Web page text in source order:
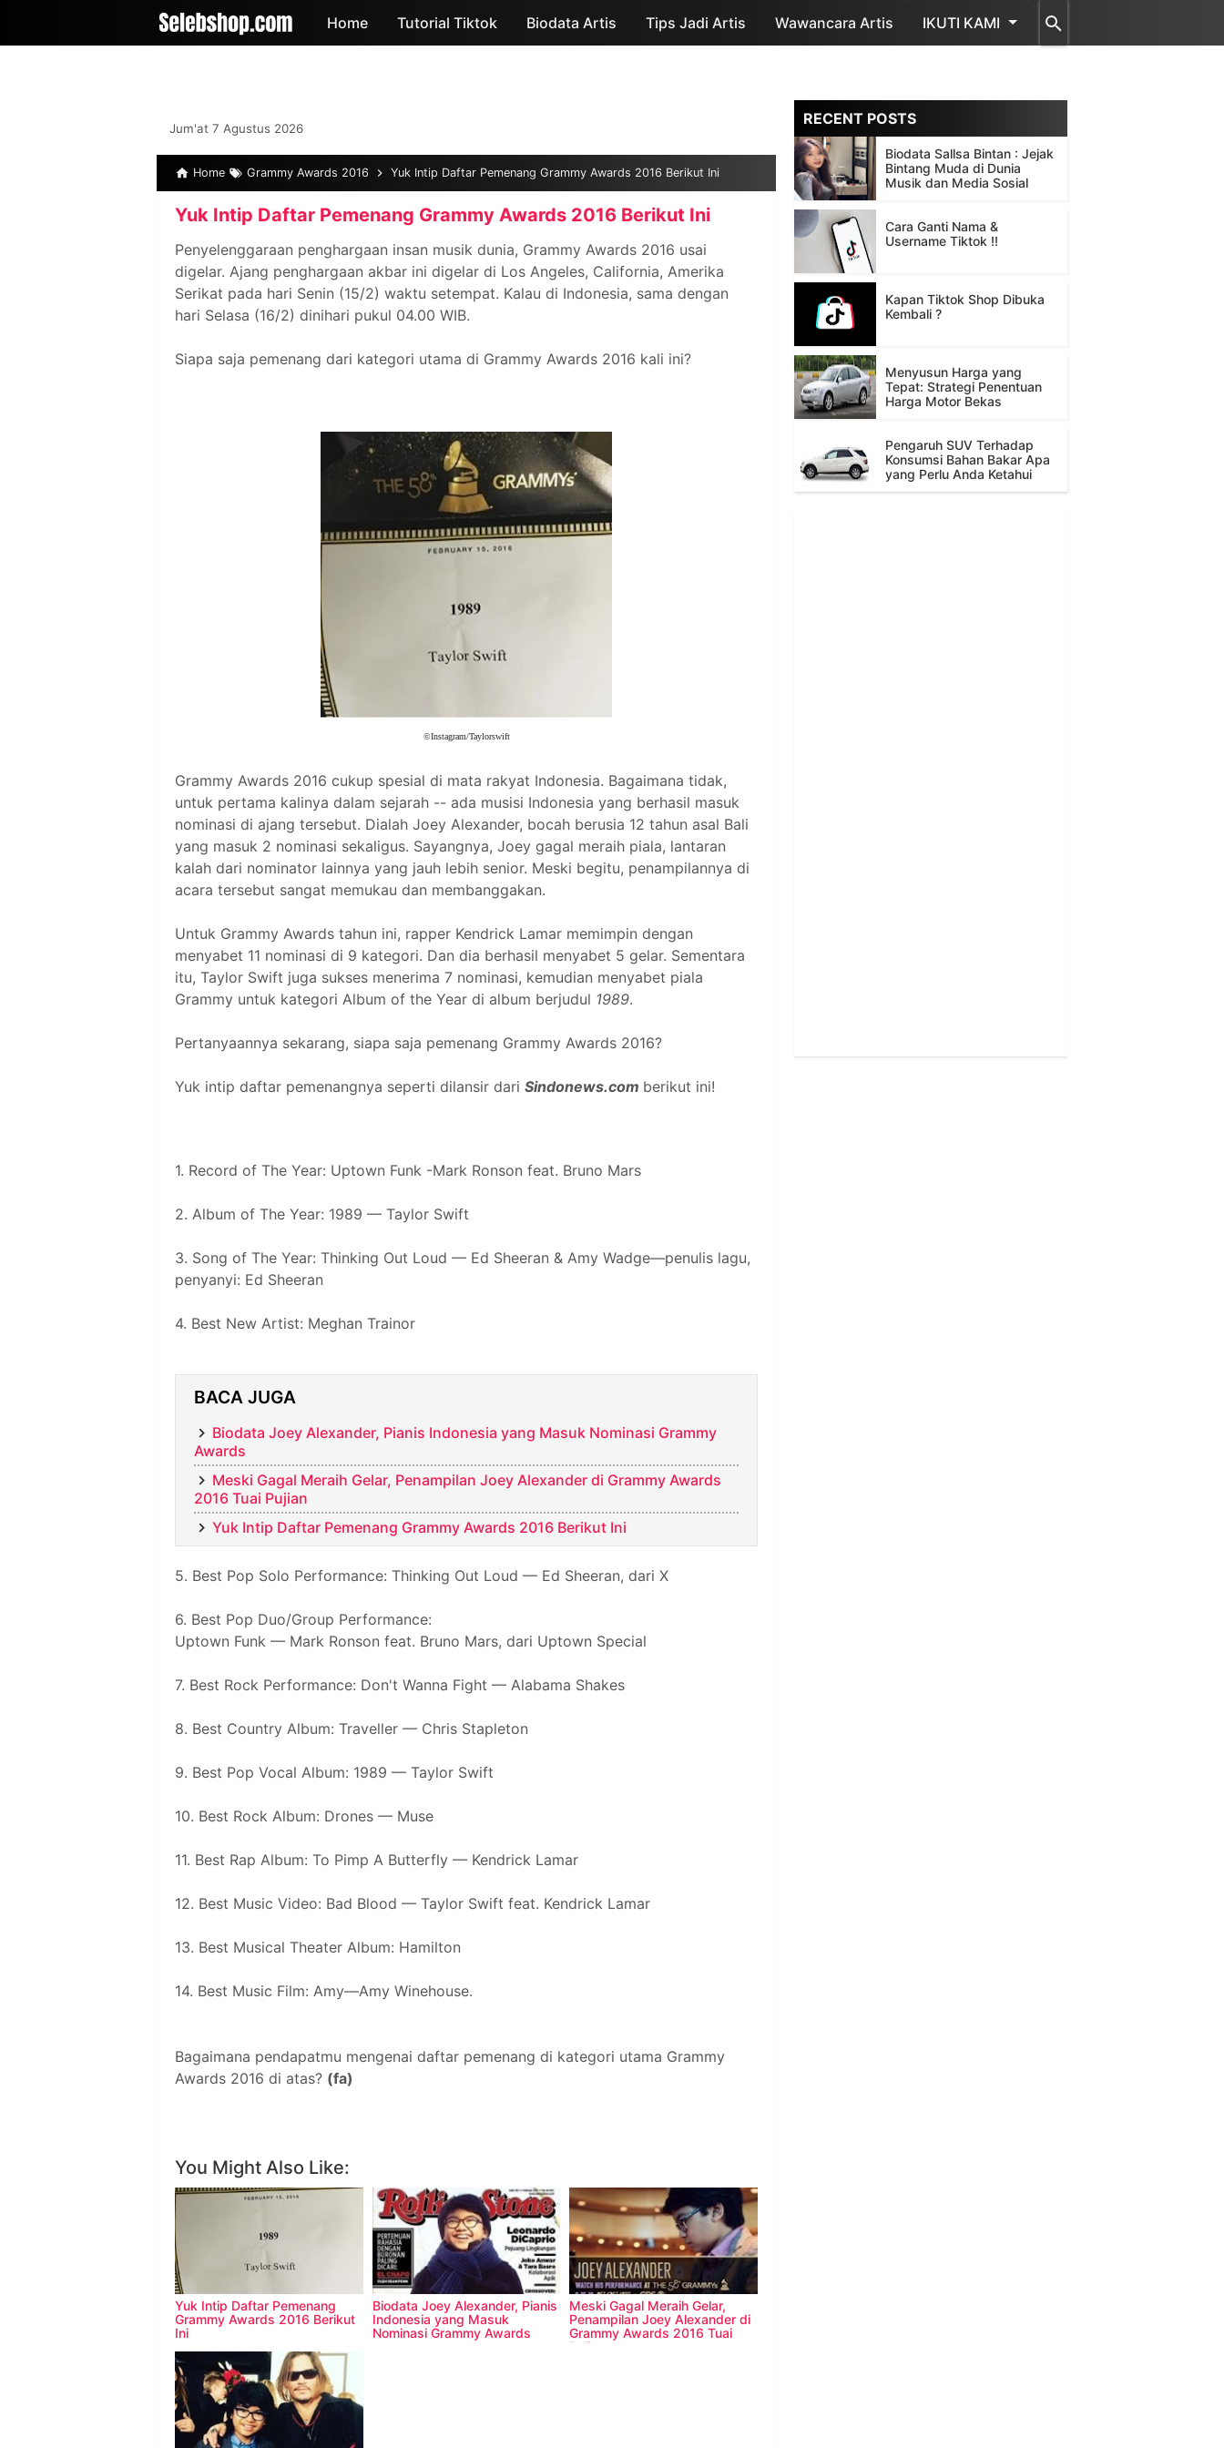
Skip to main content
Home Tutorial Tiktok Biodata Artis Tips Jadi Artis Wawancara Artis IKUTI KAMI
Jum'at 7 Agustus 2026
Home Grammy Awards 2016 Yuk Intip Daftar Pemenang Grammy Awards 2016 Berikut Ini
Yuk Intip Daftar Pemenang Grammy Awards 2016 Berikut Ini
Penyelenggaraan penghargaan insan musik dunia, Grammy Awards 2016 usai
digelar. Ajang penghargaan akbar ini digelar di Los Angeles, California, Amerika
Serikat pada hari Senin (15/2) waktu setempat. Kalau di Indonesia, sama dengan
hari Selasa (16/2) dinihari pukul 04.00 WIB.
Siapa saja pemenang dari kategori utama di Grammy Awards 2016 kali ini?
©Instagram/Taylorswift
Grammy Awards 2016 cukup spesial di mata rakyat Indonesia. Bagaimana tidak,
untuk pertama kalinya dalam sejarah -- ada musisi Indonesia yang berhasil masuk
nominasi di ajang tersebut. Dialah Joey Alexander, bocah berusia 12 tahun asal Bali
yang masuk 2 nominasi sekaligus. Sayangnya, Joey gagal meraih piala, lantaran
kalah dari nominator lainnya yang jauh lebih senior. Meski begitu, penampilannya di
acara tersebut sangat memukau dan membanggakan.
Untuk Grammy Awards tahun ini, rapper Kendrick Lamar memimpin dengan
menyabet 11 nominasi di 9 kategori. Dan dia berhasil menyabet 5 gelar. Sementara
itu, Taylor Swift juga sukses menerima 7 nominasi, kemudian menyabet piala
Grammy untuk kategori Album of the Year di album berjudul 1989.
Pertanyaannya sekarang, siapa saja pemenang Grammy Awards 2016?
Yuk intip daftar pemenangnya seperti dilansir dari Sindonews.com berikut ini!
1. Record of The Year: Uptown Funk -Mark Ronson feat. Bruno Mars
2. Album of The Year: 1989 — Taylor Swift
3. Song of The Year: Thinking Out Loud — Ed Sheeran & Amy Wadge—penulis lagu,
penyanyi: Ed Sheeran
4. Best New Artist: Meghan Trainor
BACA JUGA
Biodata Joey Alexander, Pianis Indonesia yang Masuk Nominasi Grammy
Awards
Meski Gagal Meraih Gelar, Penampilan Joey Alexander di Grammy Awards
2016 Tuai Pujian
Yuk Intip Daftar Pemenang Grammy Awards 2016 Berikut Ini
5. Best Pop Solo Performance: Thinking Out Loud — Ed Sheeran, dari X
6. Best Pop Duo/Group Performance:
Uptown Funk — Mark Ronson feat. Bruno Mars, dari Uptown Special
7. Best Rock Performance: Don't Wanna Fight — Alabama Shakes
8. Best Country Album: Traveller — Chris Stapleton
9. Best Pop Vocal Album: 1989 — Taylor Swift
10. Best Rock Album: Drones — Muse
11. Best Rap Album: To Pimp A Butterfly — Kendrick Lamar
12. Best Music Video: Bad Blood — Taylor Swift feat. Kendrick Lamar
13. Best Musical Theater Album: Hamilton
14. Best Music Film: Amy—Amy Winehouse.
Bagaimana pendapatmu mengenai daftar pemenang di kategori utama Grammy
Awards 2016 di atas? (fa)
You Might Also Like:
Yuk Intip Daftar Pemenang
Grammy Awards 2016 Berikut
Ini
Biodata Joey Alexander, Pianis
Indonesia yang Masuk
Nominasi Grammy Awards
Meski Gagal Meraih Gelar,
Penampilan Joey Alexander di
Grammy Awards 2016 Tuai
Pujian
RECENT POSTS
Biodata Sallsa Bintan : Jejak
Bintang Muda di Dunia
Musik dan Media Sosial
Cara Ganti Nama &
Username Tiktok !!
Kapan Tiktok Shop Dibuka
Kembali ?
Menyusun Harga yang
Tepat: Strategi Penentuan
Harga Motor Bekas
Pengaruh SUV Terhadap
Konsumsi Bahan Bakar Apa
yang Perlu Anda Ketahui